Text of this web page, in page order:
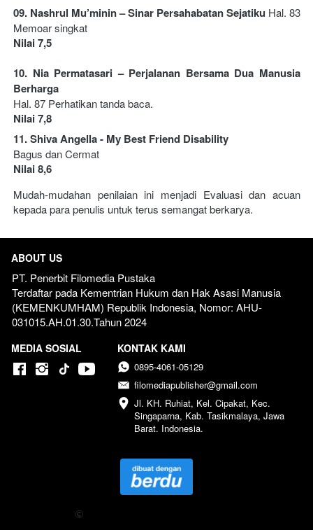
09. Nashrul Mu’minin – Sinar Persahabatan Sejatiku Hal. 83
Memoar singkat
Nilai 7,5
10. Nia Permatasari – Perjalanan Bersama Dua Manusia
Berharga
Hal. 87 Perhatikan tanda baca.
Nilai 7,8
11. Shiva Angella - My Best Friend Disability
Bagus dan Cermat
Nilai 8,6
Mudah-mudahan penilaian ini menjadi Evaluasi dan acuan
kepada para penulis untuk terus semangat berkarya.
ABOUT US
PT. Penerbit Filomedia Pustaka
Terdaftar pada Kementrian Hukum dan Hak Asasi Manusia
(KEMENKUMHAM) Republik Indonesia, Nomor: AHU-
031015.AH.01.30.Tahun 2024
MEDIA SOSIAL KONTAK KAMI
0895-4061-05129
filomediapublisher@gmail.com
Jl. KH. Ruhiat, Kel. Cipakat, Kec.
Singaparna, Kab. Tasikmalaya, Jawa
Barat. Indonesia.
2024 Penerbit Filomedia Pustaka - All Right